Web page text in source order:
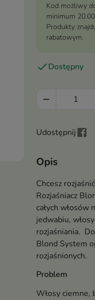
Kod możliwy
minimum
Produkty
rabatowym.
Dostępny

Udostępnij
Opis
Chcesz
Rozjaśniacz
całych
jedwabiu,
rozjaśniania.
Blond System
rozjaśnionych.
Problem
Włosy ciemne,